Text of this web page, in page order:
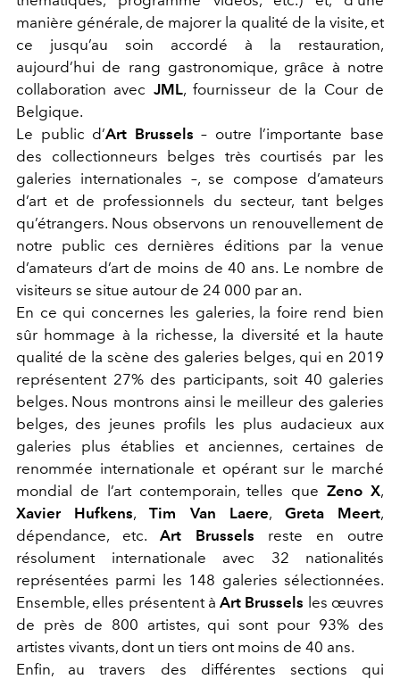
manière générale, de majorer la qualité de la visite, et
ce jusqu’au soin accordé à la restauration,
aujourd’hui de rang gastronomique, grâce à notre
collaboration avec JML, fournisseur de la Cour de
Belgique.
Le public d’Art Brussels – outre l’importante base
des collectionneurs belges très courtisés par les
galeries internationales –, se compose d’amateurs
d’art et de professionnels du secteur, tant belges
qu’étrangers. Nous observons un renouvellement de
notre public ces dernières éditions par la venue
d’amateurs d’art de moins de 40 ans. Le nombre de
visiteurs se situe autour de 24 000 par an.
En ce qui concernes les galeries, la foire rend bien
sûr hommage à la richesse, la diversité et la haute
qualité de la scène des galeries belges, qui en 2019
représentent 27% des participants, soit 40 galeries
belges. Nous montrons ainsi le meilleur des galeries
belges, des jeunes profils les plus audacieux aux
galeries plus établies et anciennes, certaines de
renommée internationale et opérant sur le marché
mondial de l’art contemporain, telles queZeno X,
Xavier Hufkens,Tim Van Laere, Greta Meert,
dépendance, etc.Art Brussels reste en outre
résolument internationale avec 32 nationalités
représentées parmi les 148 galeries sélectionnées.
Ensemble, elles présentent àArt Brussels les œuvres
de près de 800 artistes, qui sont pour 93% des
artistes vivants, dont un tiers ont moins de 40 ans.
Enfin, au travers des différentes sections qui